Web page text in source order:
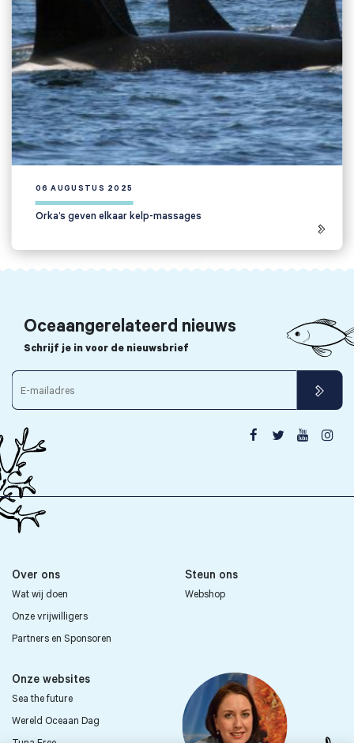
06 AUGUSTUS 2025
Orka’s geven elkaar kelp-massages
Oceaangerelateerd nieuws
Schrijf je in voor de nieuwsbrief
   
Over ons
Wat wij doen
Onze vrijwilligers
Partners en Sponsoren
Steun ons
Webshop
Onze websites
Sea the future
Wereld Oceaan Dag